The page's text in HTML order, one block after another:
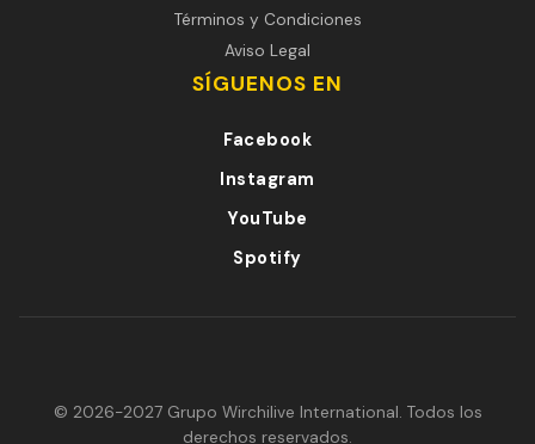
Términos y Condiciones
Aviso Legal
SÍGUENOS EN
Facebook
Instagram
YouTube
Spotify
© 2026-2027 Grupo Wirchilive International. Todos los
derechos reservados.